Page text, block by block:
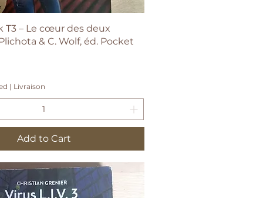
Quick View
T3 – Le cœur des deux
& C. Wolf, éd. Pocket
| Livraison
Add to Cart